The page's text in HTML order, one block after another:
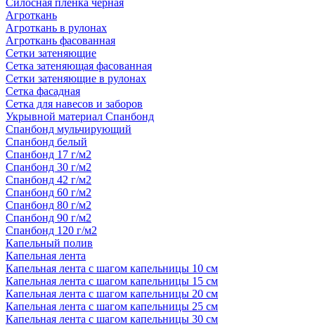
Силосная пленка черная
Агроткань
Агроткань в рулонах
Агроткань фасованная
Сетки затеняющие
Сетка затеняющая фасованная
Сетки затеняющие в рулонах
Сетка фасадная
Сетка для навесов и заборов
Укрывной материал Спанбонд
Спанбонд мульчирующий
Спанбонд белый
Спанбонд 17 г/м2
Спанбонд 30 г/м2
Спанбонд 42 г/м2
Спанбонд 60 г/м2
Спанбонд 80 г/м2
Спанбонд 90 г/м2
Спанбонд 120 г/м2
Капельный полив
Капельная лента
Капельная лента с шагом капельницы 10 см
Капельная лента с шагом капельницы 15 см
Капельная лента с шагом капельницы 20 см
Капельная лента с шагом капельницы 25 см
Капельная лента с шагом капельницы 30 см